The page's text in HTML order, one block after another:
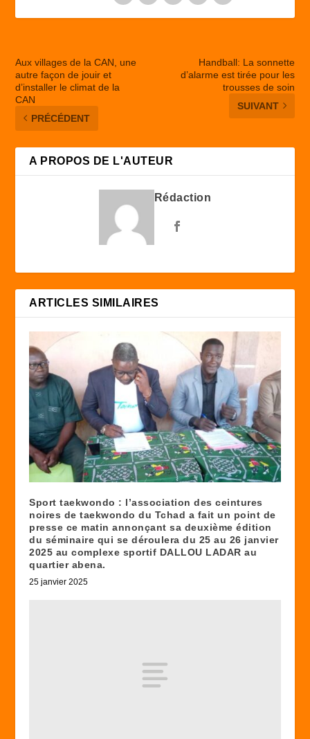
Aux villages de la CAN, une
autre façon de jouir et
d’installer le climat de la
CAN
PRÉCÉDENT
Handball: La sonnette
d’alarme est tirée pour les
trousses de soin
SUIVANT
A PROPOS DE L'AUTEUR
Rédaction
ARTICLES SIMILAIRES
Sport taekwondo : l’association des ceintures
noires de taekwondo du Tchad a fait un point de
presse ce matin annonçant sa deuxième édition
du séminaire qui se déroulera du 25 au 26 janvier
2025 au complexe sportif DALLOU LADAR au
quartier abena.
25 janvier 2025